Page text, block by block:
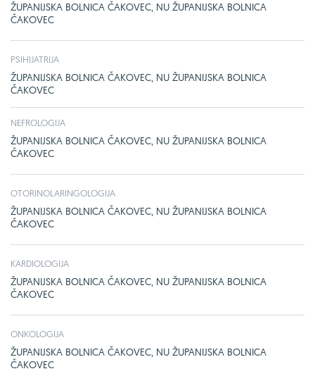
ŽUPANIJSKA BOLNICA ČAKOVEC, NU ŽUPANIJSKA BOLNICA
ČAKOVEC
PSIHIJATRIJA
ŽUPANIJSKA BOLNICA ČAKOVEC, NU ŽUPANIJSKA BOLNICA
ČAKOVEC
NEFROLOGIJA
ŽUPANIJSKA BOLNICA ČAKOVEC, NU ŽUPANIJSKA BOLNICA
ČAKOVEC
OTORINOLARINGOLOGIJA
ŽUPANIJSKA BOLNICA ČAKOVEC, NU ŽUPANIJSKA BOLNICA
ČAKOVEC
KARDIOLOGIJA
ŽUPANIJSKA BOLNICA ČAKOVEC, NU ŽUPANIJSKA BOLNICA
ČAKOVEC
ONKOLOGIJA
ŽUPANIJSKA BOLNICA ČAKOVEC, NU ŽUPANIJSKA BOLNICA
ČAKOVEC